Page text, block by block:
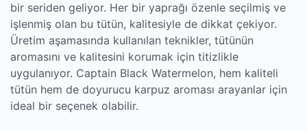
bir seriden geliyor. Her bir yaprağı özenle seçilmiş ve
işlenmiş olan bu tütün, kalitesiyle de dikkat çekiyor.
Üretim aşamasında kullanılan teknikler, tütünün
aromasını ve kalitesini korumak için titizlikle
uygulanıyor. Captain Black Watermelon, hem kaliteli
tütün hem de doyurucu karpuz aroması arayanlar için
ideal bir seçenek olabilir.